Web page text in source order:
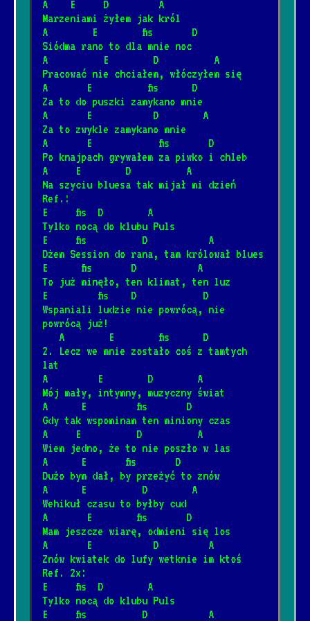
2/10/2025
* Do szopy hej pasterze
12/31/2025 📺
Hej kolęda, kolęda
12/31/2025 [Kolęda] 📺
Przybieżeli do Betlejem
12/31/2025[Kolęda]
Arahja
12/4/2024 [Kult]
Gdy nie ma dzieci
12/4/2024[Kult]📺
* Lewe lewe loff
* Ale to już było
6/25/2025 [Maryla Rodowicz]
Nie zabieraj mi strun
1/12/2025 [Maxel]📺
Ciasto
8/2/2026 [Oskar Korczak]
* Nie płacz Ewka
1/15/2026 [Perfect]
A    E     D         A
Marzeniami żyłem jak król
A        E        fis       D
Siódma rano to dla mnie noc
A          E        D          A
Pracować nie chciałem, włóczyłem się
A       E          fis      D
Za to do puszki zamykano mnie
A       E           D        A
Za to zwykle zamykano mnie
A       E            fis       D
Po knajpach grywałem za piwko i chleb
A     E        D          A
Na szyciu bluesa tak mijał mi dzień
Ref.:
E     fis  D        A
Tylko nocą do klubu Puls
E     fis          D           A
Dżem Session do rana, tam królował blues
E      fis       D           A
To już minęło, ten klimat, ten luz
E         fis    D            D
Wspaniali ludzie nie powrócą, nie
powrócą już!
   A        E        fis      D
2. Lecz we mnie zostało coś z tamtych
lat
A         E        D        A
Mój mały, intymny, muzyczny świat
A      E         fis       D
Gdy tak wspominam ten miniony czas
A     E          D          A
Wiem jedno, że to nie poszło w las
A      E       fis       D
Dużo bym dał, by przeżyć to znów
A      E          D        A
Wehikuł czasu to byłby cud
A       E        fis       D
Mam jeszcze wiarę, odmieni się los
A       E           D         A
Znów kwiatek do lufy wetknie im ktoś
Ref. 2x:
E     fis  D        A
Tylko nocą do klubu Puls
E     fis          D           A